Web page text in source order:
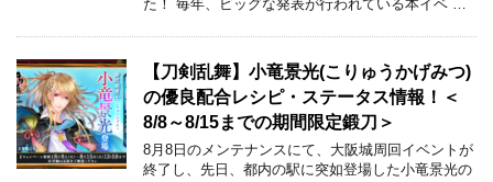
た！ 毎年、ビッグな発表が行われている本イベ …
【刀剣乱舞】小竜景光(こりゅうかげみつ)
の優良配合レシピ・ステータス情報！＜
8/8～8/15までの期間限定鍛刀＞
8月8日のメンテナンスにて、大阪城周回イベントが
終了し、先日、都内の駅に突如登場した小竜景光の